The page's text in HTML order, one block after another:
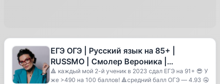
ЕГЭ ОГЭ | Русский язык на 85+ |
RUSSMO | Смолер Вероника |
бесплатные материалы | репетитор
🔺 каждый мой 2-й ученик в 2023 сдал ЕГЭ на 91+ 😎 У
же >490 на 100 баллов! 🔺средний балл ОГЭ — 4.93 🤤